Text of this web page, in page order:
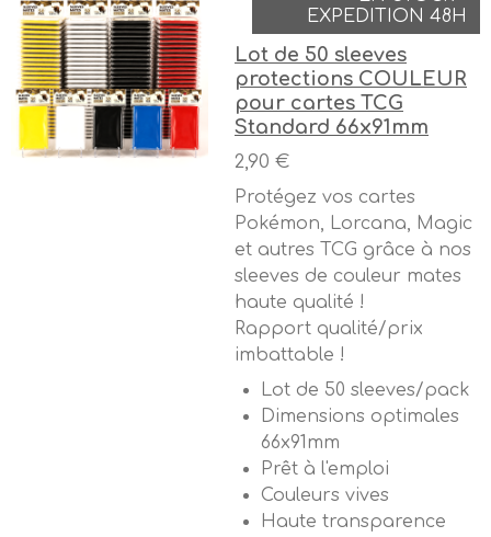
EXPEDITION 48H
Lot de 50 sleeves
protections COULEUR
pour cartes TCG
Standard 66x91mm
2,90 €
Protégez vos cartes
Pokémon, Lorcana, Magic
et autres TCG grâce à nos
sleeves de couleur mates
haute qualité !
Rapport qualité/prix
imbattable !
Lot de 50 sleeves/pack
Dimensions optimales
66x91mm
Prêt à l'emploi
Couleurs vives
Haute transparence